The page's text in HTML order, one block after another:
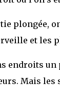
plongée,
et les
endroits
Mais les